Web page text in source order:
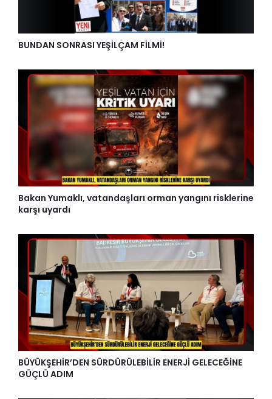
BUNDAN SONRASI YEŞİLÇAM FİLMİ!
Bakan Yumaklı, vatandaşları orman yangını risklerine
karşı uyardı
BÜYÜKŞEHİR’DEN SÜRDÜRÜLEBİLİR ENERJİ GELECEĞİNE
GÜÇLÜ ADIM